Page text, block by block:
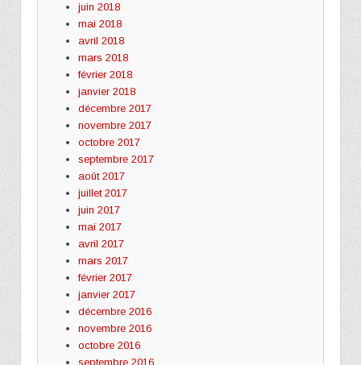
juin 2018
mai 2018
avril 2018
mars 2018
février 2018
janvier 2018
décembre 2017
novembre 2017
octobre 2017
septembre 2017
août 2017
juillet 2017
juin 2017
mai 2017
avril 2017
mars 2017
février 2017
janvier 2017
décembre 2016
novembre 2016
octobre 2016
septembre 2016